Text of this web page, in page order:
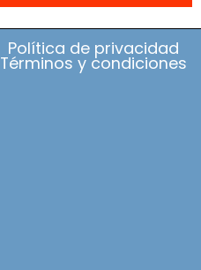
Política de privacidad
Términos y condiciones